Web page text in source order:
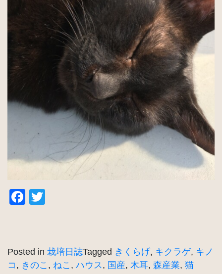
Facebook
Posted in 栽培日誌Tagged きくらげ, キクラゲ, キノ
コ, きのこ, ねこ, ハウス, 国産, 木耳, 森産業, 猫